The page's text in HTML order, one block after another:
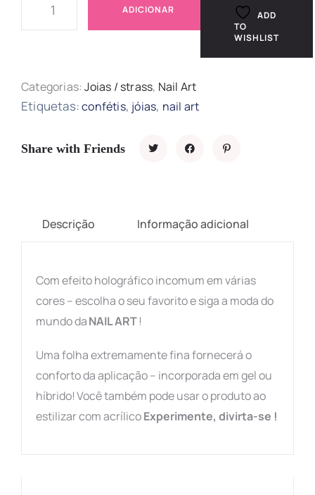
ADICIONAR
ADD
TO
WISHLIST
Categorias:Joias / strass, Nail Art
Etiquetas:confétis, jóias, nail art
Share with Friends
Descrição Informação adicional
Com efeito holográfico incomum em várias
cores – escolha o seu favorito e siga a moda do
mundo daNAILART!
Uma folha extremamente fina fornecerá o
conforto da aplicação – incorporada em gel ou
híbrido! Você também pode usar o produto ao
estilizar com acrílicoExperimente, divirta-se !